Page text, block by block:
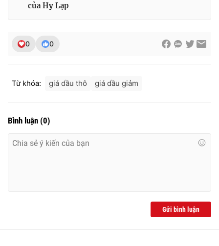
cấp ngày 29/12/2023
Liên hệ quảng cáo:024-7300.7108
của Hy Lạp
0 0
Từ khóa: giá dầu thô giá dầu giảm
Bình luận (0)
Gửi bình luận